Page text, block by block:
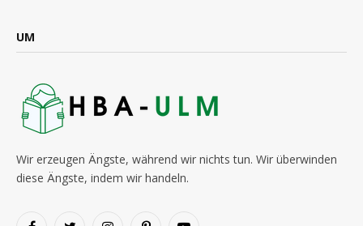
UM
Wir erzeugen Ängste, während wir nichts tun. Wir überwinden
diese Ängste, indem wir handeln.